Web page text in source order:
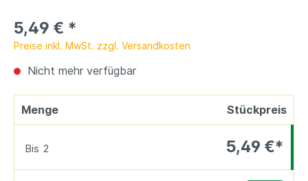
5,49 € *
Preise inkl. MwSt. zzgl. Versandkosten
Nicht mehr verfügbar
Menge Stückpreis
Bis 2 5,49 €*